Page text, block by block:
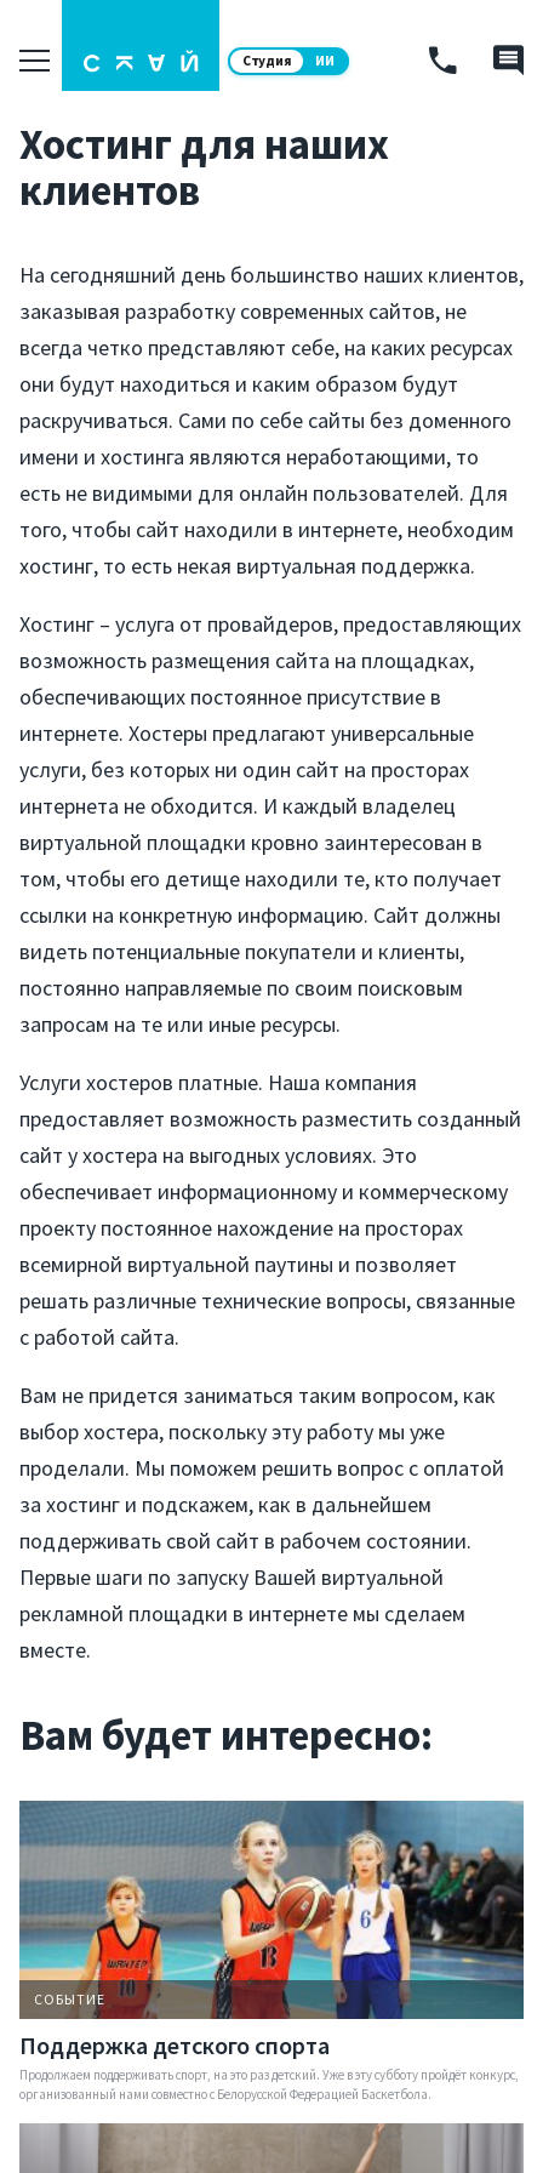
Студия ИИ
Хостинг для наших
клиентов
На сегодняшний день большинство наших клиентов,
заказывая разработку современных сайтов, не
всегда четко представляют себе, на каких ресурсах
они будут находиться и каким образом будут
раскручиваться. Сами по себе сайты без доменного
имени и хостинга являются неработающими, то
есть не видимыми для онлайн пользователей. Для
того, чтобы сайт находили в интернете, необходим
хостинг, то есть некая виртуальная поддержка.
Хостинг – услуга от провайдеров, предоставляющих
возможность размещения сайта на площадках,
обеспечивающих постоянное присутствие в
интернете. Хостеры предлагают универсальные
услуги, без которых ни один сайт на просторах
интернета не обходится. И каждый владелец
виртуальной площадки кровно заинтересован в
том, чтобы его детище находили те, кто получает
ссылки на конкретную информацию. Сайт должны
видеть потенциальные покупатели и клиенты,
постоянно направляемые по своим поисковым
запросам на те или иные ресурсы.
Услуги хостеров платные. Наша компания
предоставляет возможность разместить созданный
сайт у хостера на выгодных условиях. Это
обеспечивает информационному и коммерческому
проекту постоянное нахождение на просторах
всемирной виртуальной паутины и позволяет
решать различные технические вопросы, связанные
с работой сайта.
Вам не придется заниматься таким вопросом, как
выбор хостера, поскольку эту работу мы уже
проделали. Мы поможем решить вопрос с оплатой
за хостинг и подскажем, как в дальнейшем
поддерживать свой сайт в рабочем состоянии.
Первые шаги по запуску Вашей виртуальной
рекламной площадки в интернете мы сделаем
вместе.
Вам будет интересно:
СОБЫТИЕ
Поддержка детского спорта
Продолжаем поддерживать спорт, на это раз детский. Уже в эту субботу пройдёт конкурс,
организованный нами совместно с Белорусской Федерацией Баскетбола.
Услуги
Компания